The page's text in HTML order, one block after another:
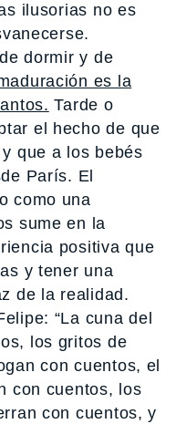
ilusorias no es
dormir y de
es la
Tarde o
el hecho de que
que a los bebés
París. El
como una
sume en la
positiva que
y tener una
de la realidad.
“La cuna del
los gritos de
con cuentos, el
con cuentos, los
con cuentos, y